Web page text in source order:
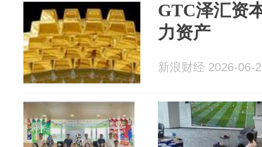
GTC泽汇资
力资产
新浪财经 2026-06-